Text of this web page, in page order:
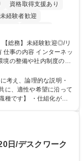
資格取得支援あり
未経験者歓迎
土日祝休み 服装自由
境の整備や社内制度の検
的に会社の生産性向上
ンスや維持管理に加え、
体を巻き込み課題解決
描くことも可能です。
唯一の事業/福利厚生◎/
考え、論理的な説明・
に、適性や希望に沿って
】■自己啓発支援：資格
を補助 ■住宅手当：家
日/デスクワーク